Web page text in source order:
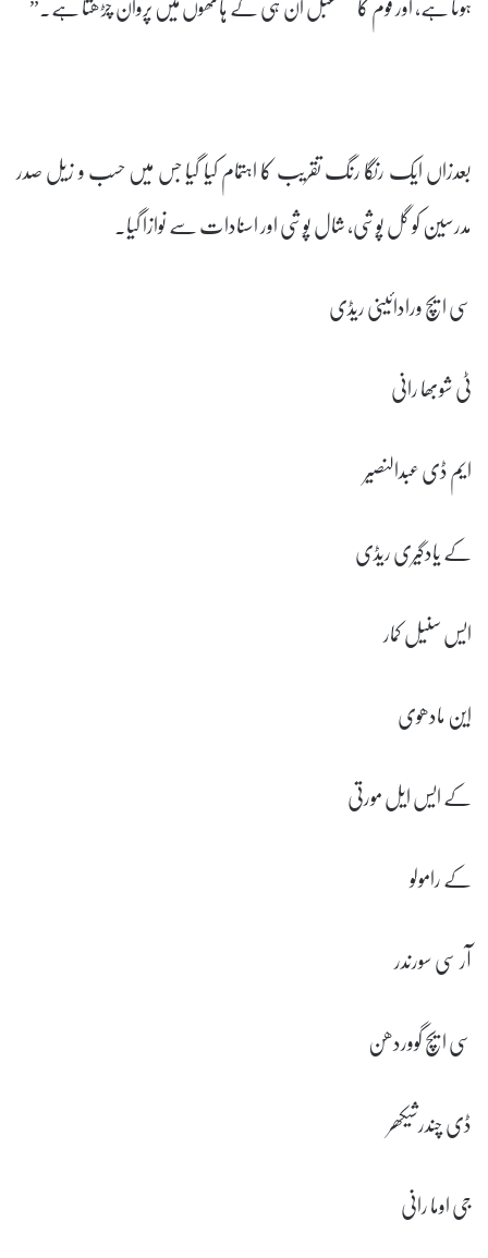
بعدزاں ایک رنگا رنگ تقریب کا اہتمام کیا گیا جس میں حسب و زیل صدر
مدرسین کو گل پوشی، شال پوشی اور اسنادات سے نوازا گیا۔
سی ایچ ورادائینی ریڈی
ٹی شوبھا رانی
ایم ڈی عبدالنصیر
کے یادگیری ریڈی
ایس سنیل کمار
این مادھوی
کے ایس ایل مورتی
کے رامولو
آر سی سورندر
سی ایچ گووردھن
ڈی چندرشیکھر
جی اوما رانی